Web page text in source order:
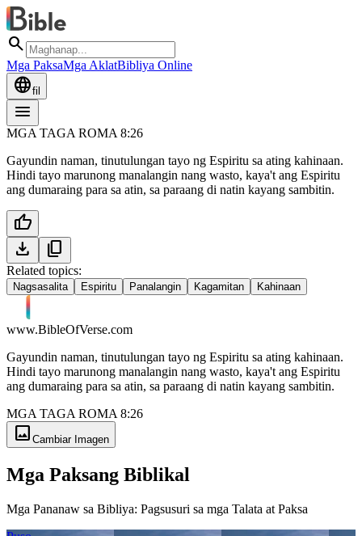
search
Mga PaksaMga AklatBibliya Online
languagefil
menu
MGA TAGA ROMA 8:26
Gayundin naman, tinutulungan tayo ng Espiritu sa ating kahinaan.
Hindi tayo marunong manalangin nang wasto, kaya't ang Espiritu
ang dumaraing para sa atin, sa paraang di natin kayang sambitin.
thumb_up
download
content_copy
Related topics:
Nagsasalita Espiritu Panalangin Kagamitan Kahinaan
www.BibleOfVerse.com
Gayundin naman, tinutulungan tayo ng Espiritu sa ating kahinaan.
Hindi tayo marunong manalangin nang wasto, kaya't ang Espiritu
ang dumaraing para sa atin, sa paraang di natin kayang sambitin.
MGA TAGA ROMA 8:26
image Cambiar Imagen
Mga Paksang Biblikal
Mga Pananaw sa Bibliya: Pagsusuri sa mga Talata at Paksa